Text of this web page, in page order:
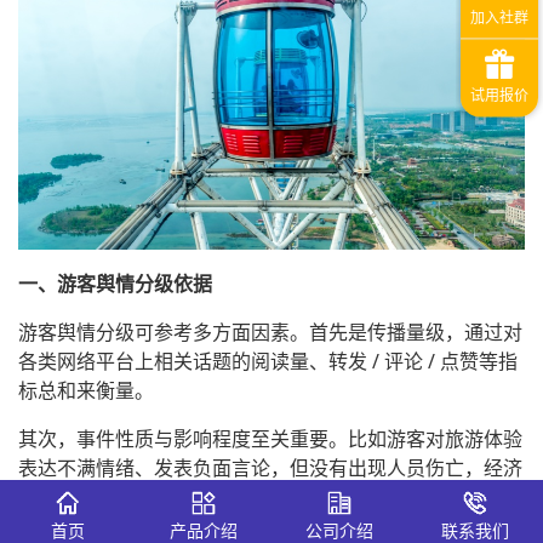
一、游客舆情分级依据
游客舆情分级可参考多方面因素。首先是传播量级，通过对
各类网络平台上相关话题的阅读量、转发 / 评论 / 点赞等指
标总和来衡量。
其次，事件性质与影响程度至关重要。比如游客对旅游体验
表达不满情绪、发表负面言论，但没有出现人员伤亡，经济
损失较小（金额 10 万元以下），涉及游客人数少（10 人以
下），此类属于一般性问题，对应较低级别舆情。而当出现
首页 产品介绍 公司介绍 联系我们